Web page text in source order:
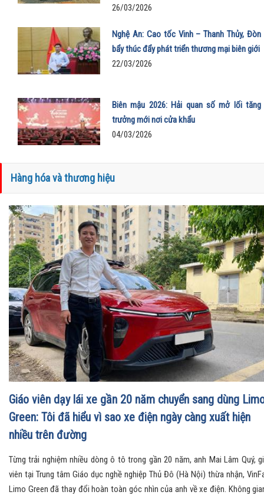
26/03/2026
Nghệ An: Cao tốc Vinh – Thanh Thủy, Đòn
bẩy thúc đẩy phát triển thương mại biên giới
22/03/2026
Biên mậu 2026: Hải quan số mở lối tăng
trưởng mới nơi cửa khẩu
04/03/2026
Hàng hóa và thương hiệu
Giáo viên dạy lái xe gần 20 năm chuyển sang dùng
Green: Tôi đã hiểu vì sao xe điện ngày càng xuất hiện
nhiều trên đường
Từng trải nghiệm nhiều dòng ô tô trong gần 20 năm, anh Mai Lâm Quý,
viên tại Trung tâm Giáo dục nghề nghiệp Thủ Đô (Hà Nội) thừa nhận,
Limo Green đã thay đổi hoàn toàn góc nhìn của anh về xe điện. Không